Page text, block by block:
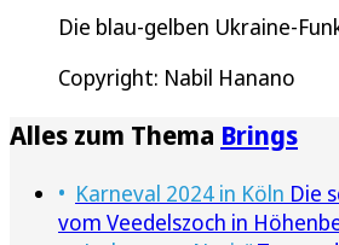
Die blau-gelben Ukraine-
Copyright: Nabil Hanano
Alles zum Thema Brings
Karneval 2024 in Köln Die
vom Veedelszoch in